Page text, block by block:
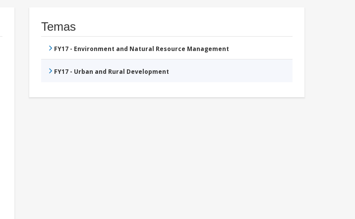
Temas
FY17 - Environment and Natural Resource Management
FY17 - Urban and Rural Development